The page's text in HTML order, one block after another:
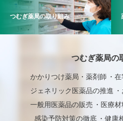
つむぎ薬局の取り組み
つむぎ薬局の
かかりつけ薬局・薬剤師
在
ジェネリック医薬品の推進
一般用医薬品の販売
医療
感染予防対策の徹底
健康